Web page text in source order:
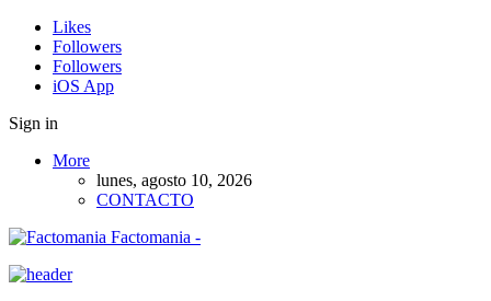
Likes
Followers
Followers
iOS App
Sign in
More
lunes, agosto 10, 2026
CONTACTO
Factomania -